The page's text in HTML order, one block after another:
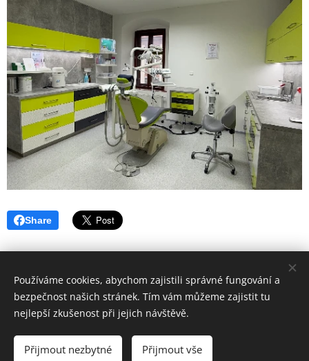
Share
Hygiena Dent | Dentální hygiena Veselí nad Moravou |
Vytvořeno službou Webnode
Používáme cookies, abychom zajistili správné fungování a
bezpečnost našich stránek. Tím vám můžeme zajistit tu
nejlepší zkušenost při jejich návštěvě.
Přijmout nezbytné Přijmout vše